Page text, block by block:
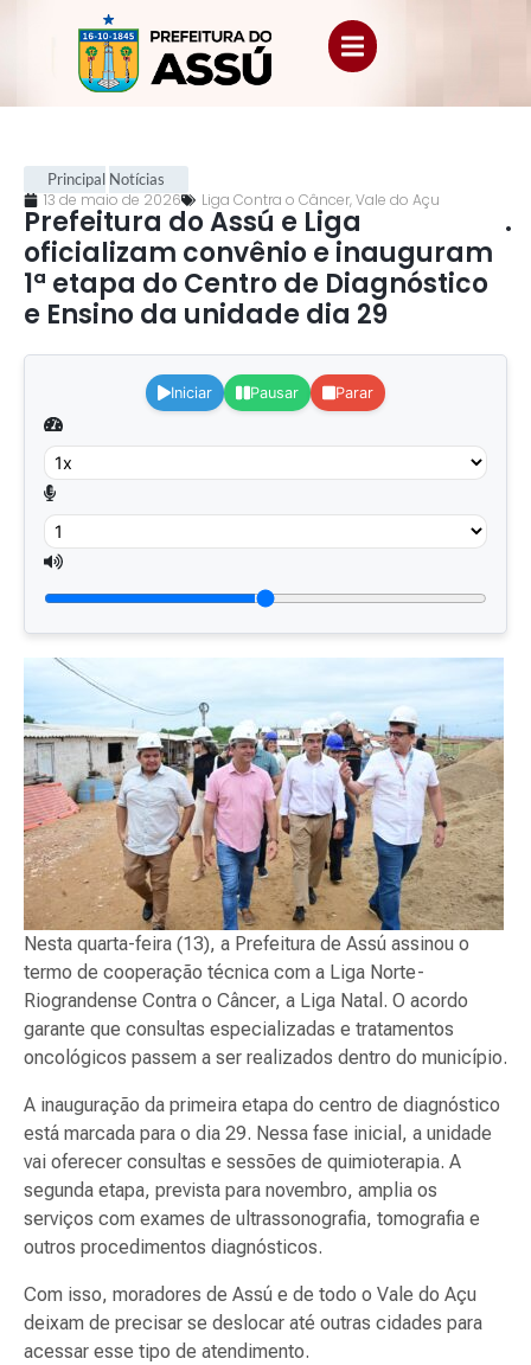
Principal Notícias
13 de maio de 2026 Liga Contra o Câncer,Vale do Açu
Prefeitura do Assú e Liga
oficializam convênio e inauguram
1ª etapa do Centro de Diagnóstico
e Ensino da unidade dia 29
.
Iniciar Pausar Parar
Nesta quarta-feira (13), a Prefeitura de Assú assinou o
termo de cooperação técnica com a Liga Norte-
Riograndense Contra o Câncer, a Liga Natal. O acordo
garante que consultas especializadas e tratamentos
oncológicos passem a ser realizados dentro do município.
A inauguração da primeira etapa do centro de diagnóstico
está marcada para o dia 29. Nessa fase inicial, a unidade
vai oferecer consultas e sessões de quimioterapia. A
segunda etapa, prevista para novembro, amplia os
serviços com exames de ultrassonografia, tomografia e
outros procedimentos diagnósticos.
Com isso, moradores de Assú e de todo o Vale do Açu
deixam de precisar se deslocar até outras cidades para
acessar esse tipo de atendimento.